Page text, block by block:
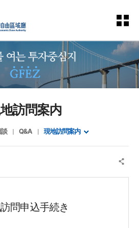
訪問案内
Q&A 現地訪問案内
問申込手続き